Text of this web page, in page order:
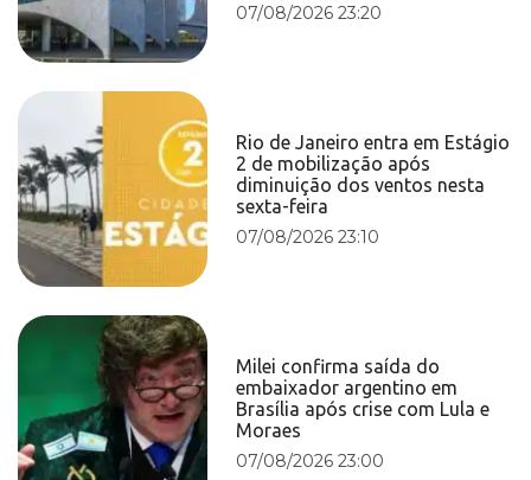
07/08/2026 23:20
Rio de Janeiro entra em Estágio
2 de mobilização após
diminuição dos ventos nesta
sexta-feira
07/08/2026 23:10
Milei confirma saída do
embaixador argentino em
Brasília após crise com Lula e
Moraes
07/08/2026 23:00